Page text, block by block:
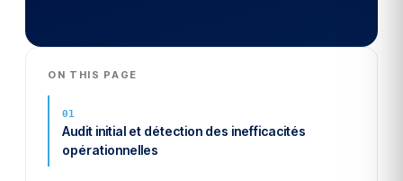
ON THIS PAGE
Audit initial et détection des inefficacités
opérationnelles